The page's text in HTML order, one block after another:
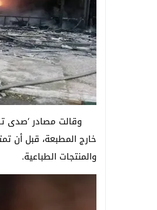
وقالت مصادر ‘صدى
خارج المطبعة، قبل أن
والمنتجات الطباعية.